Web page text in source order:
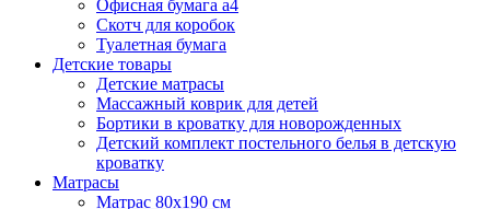
Офисная бумага а4
Скотч для коробок
Туалетная бумага
Детские товары
Детские матрасы
Массажный коврик для детей
Бортики в кроватку для новорожденных
Детский комплект постельного белья в детскую
кроватку
Матрасы
Матрас 80х190 см